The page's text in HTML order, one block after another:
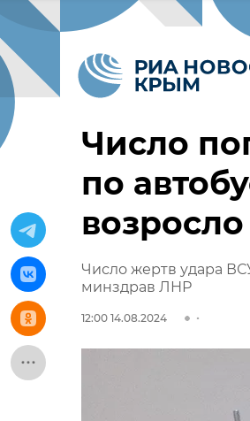
Число
по
Число жертв удара
минздрав ЛНР
12:00 14.08.2024